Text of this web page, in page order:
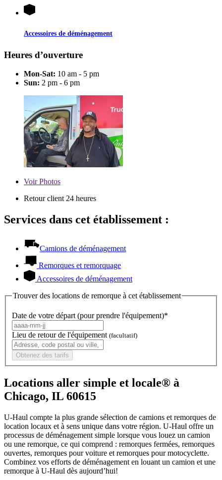
Accessoires de déménagement
Heures d’ouverture
Mon-Sat: 10 am - 5 pm
Sun: 2 pm - 6 pm
VoirPhotos
Retour client 24 heures
Services dans cet établissement :
Camions de déménagement
Remorques et remorquage
Accessoires de déménagement
Trouver des locations de remorque à cet établissement
Date de votre départ (pour prendre l'équipement)*
Lieu de retour de l'équipement (facultatif)
Obtenez des tarifs
Locations aller simple et locale® à
Chicago, IL 60615
U-Haul compte la plus grande sélection de camions et remorques de
location locaux et à sens unique dans votre région. U-Haul offre un
processus de déménagement simple lorsque vous louez un camion
ou une remorque, ce qui comprend : remorques fermées, remorques
ouvertes, remorques pour voiture et remorques pour motocyclette.
Combinez vos efforts de déménagement en louant un camion et une
remorque à U-Haul dès aujourd’hui!